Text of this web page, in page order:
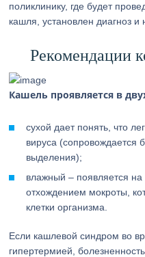
поликлинику, где будет
кашля, установлен диагноз и
Рекомендации
Кашель проявляется в
сухой дает понять, что
вируса (сопровождается
выделения);
влажный – появляется
отхождением мокроты,
клетки организма.
Если кашлевой синдром во
гипертермией,